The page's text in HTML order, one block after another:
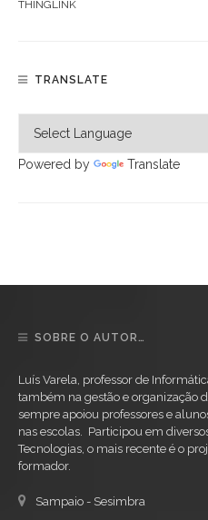
THINGLINK
TRANSLATE
Powered by Translate
SOBRE O AUTOR…
Luís Varela, professor de
também na gestão e organização
sempre apoiou professores e
nas escolas. Participou em
Tecnologias, o mais recente é o
formador.
Sampaio - Sesimbra